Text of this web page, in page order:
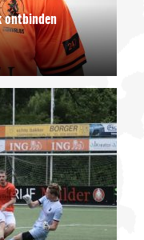
ontbinden